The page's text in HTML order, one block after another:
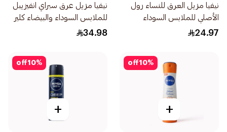
نيفيا مزيل العرق للنساء رول
الأصلي للملابس السوداء
والبيضاء 50مل
24.97
نيفيا مزيل عرق سبراي انفيزيبل
للملابس السوداء والبيضاء كلير
للإناث 200مل
34.98
10%
off
+
10%
off
+